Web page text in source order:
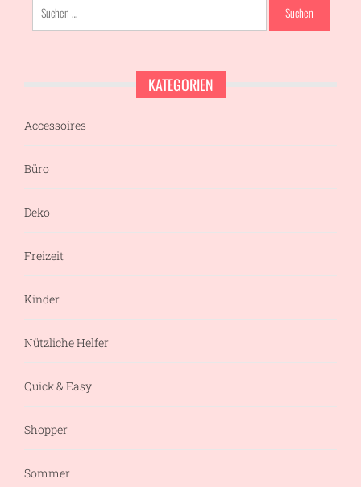
Suchen
nach:
KATEGORIEN
Accessoires
Büro
Deko
Freizeit
Kinder
Nützliche Helfer
Quick & Easy
Shopper
Sommer